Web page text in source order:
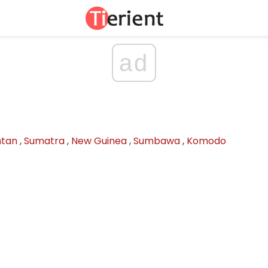
ad
,Sumatra, New Guinea,Sumbawa, Komodo